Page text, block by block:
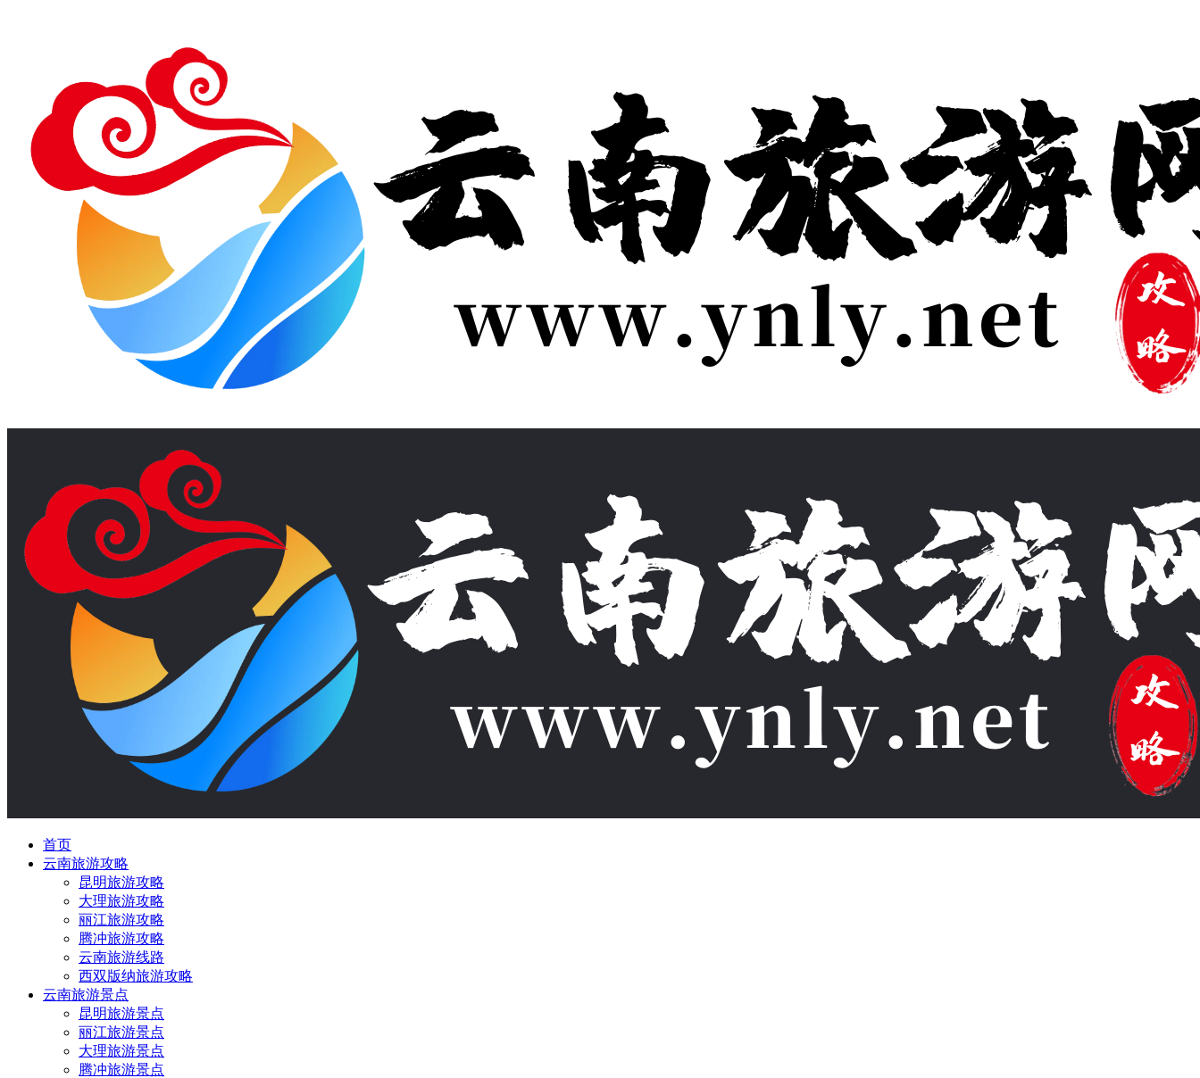
首页
云南旅游攻略
昆明旅游攻略
大理旅游攻略
丽江旅游攻略
腾冲旅游攻略
云南旅游线路
西双版纳旅游攻略
云南旅游景点
昆明旅游景点
丽江旅游景点
大理旅游景点
腾冲旅游景点